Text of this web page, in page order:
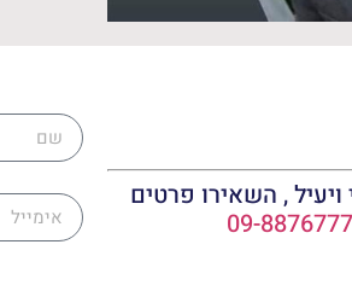
, השאירו פרטים
09-8876777